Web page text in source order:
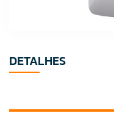
DETALHES